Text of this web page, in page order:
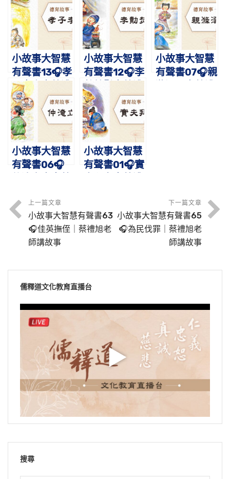
旭老師講故事
禮旭老師講故
事
金-仙人呂洞
賓｜蔡禮旭老
師講故事
小故事大智慧
有聲書13🎧孝
子李忠｜蔡禮
旭老師講故事
小故事大智慧
有聲書12🎧李
勣焚鬚｜蔡禮
旭老師講故事
小故事大智慧
有聲書07🎧親
小故事大智慧
有聲書06🎧
事
小故事大智慧
有聲書01🎧實
上一篇文章
小故事大智慧有聲書63
🎧佳英撫侄｜蔡禮旭老
師講故事
下一篇文章
小故事大智慧有聲書65
🎧為民伐罪｜蔡禮旭老
師講故事
儒釋道文化教育直播台
搜尋